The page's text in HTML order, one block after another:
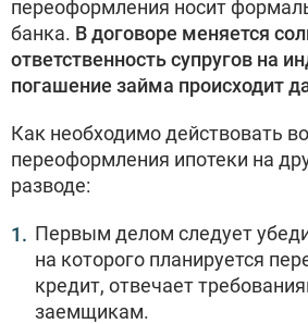
переоформления носит
банка. В договоре меняется
ответственность супругов на
погашение займа происходит
Как необходимо действовать
переоформления ипотеки на
разводе:
Первым делом следует
на которого планируется
кредит, отвечает
заемщикам.